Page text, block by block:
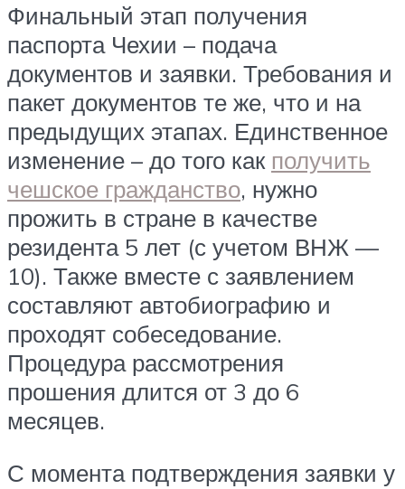
Финальный этап получения
паспорта Чехии – подача
документов и заявки. Требования и
пакет документов те же, что и на
предыдущих этапах. Единственное
изменение – до того как получить
чешское гражданство, нужно
прожить в стране в качестве
резидента 5 лет (с учетом ВНЖ —
10). Также вместе с заявлением
составляют автобиографию и
проходят собеседование.
Процедура рассмотрения
прошения длится от 3 до 6
месяцев.
С момента подтверждения заявки у